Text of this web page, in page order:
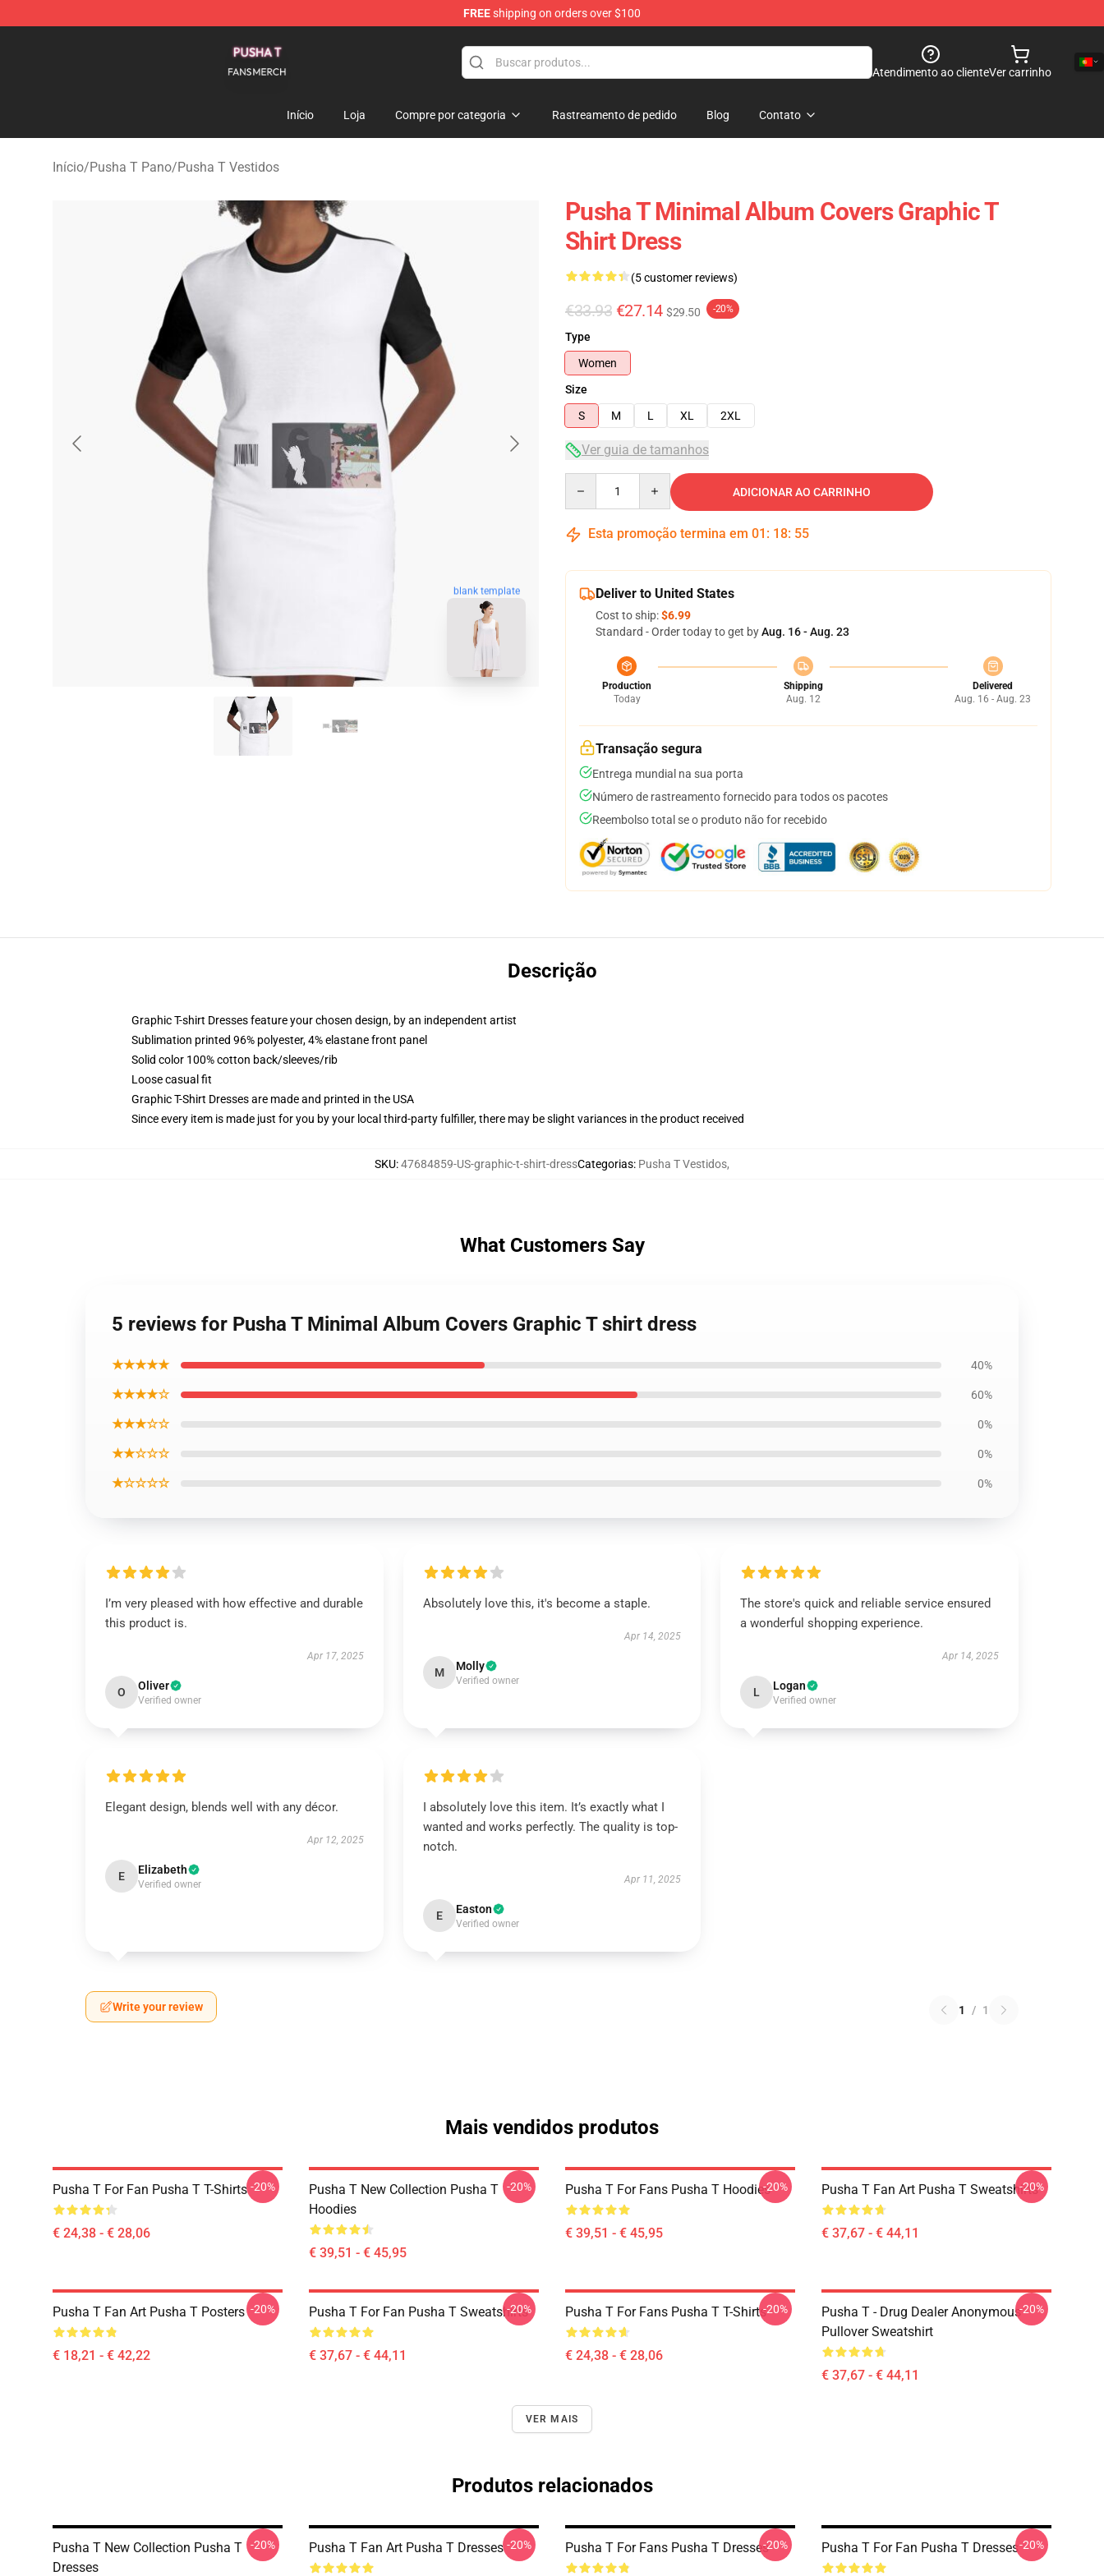
FREEshipping on orders over $100
Atendimento ao clienteVer carrinho
Início Loja Compre por categoria Rastreamento de pedido Blog Contato
Início/Pusha T Pano/Pusha T Vestidos
blank template
Pusha T Minimal Album Covers Graphic T
Shirt Dress
(5 customer reviews)
€33.93 €27.14 $29.50 -20%
Type
Women
Size
S
M L XL 2XL
Ver guia de tamanhos
ADICIONAR AO CARRINHO
Esta promoção termina em 01 : 18: 54
Deliver to United States
Cost to ship:$6.99
Standard - Order today to get byAug. 16 - Aug. 23
Production
Today
Shipping
Aug. 12
Delivered
Aug. 16 - Aug. 23
Transação segura
Entrega mundial na sua porta
Número de rastreamento fornecido para todos os pacotes
Reembolso total se o produto não for recebido
Descrição
Graphic T-shirt Dresses feature your chosen design, by an independent artist
Sublimation printed 96% polyester, 4% elastane front panel
Solid color 100% cotton back/sleeves/rib
Loose casual fit
Graphic T-Shirt Dresses are made and printed in the USA
Since every item is made just for you by your local third-party fulfiller, there may be slight variances in the product received
SKU:47684859-US-graphic-t-shirt-dressCategorias: Pusha T Vestidos,
What Customers Say
5 reviews for Pusha T Minimal Album Covers Graphic T shirt dress
★★★★★ 40%
★★★★☆ 60%
★★★☆☆ 0%
★★☆☆☆ 0%
★☆☆☆☆ 0%
I’m very pleased with how effective and durable
this product is.
Apr 17, 2025
O Oliver
Verified owner
Absolutely love this, it's become a staple.
Apr 14, 2025
M Molly
Verified owner
The store's quick and reliable service ensured
a wonderful shopping experience.
Apr 14, 2025
L Logan
Verified owner
Elegant design, blends well with any décor.
Apr 12, 2025
E Elizabeth
Verified owner
I absolutely love this item. It’s exactly what I
wanted and works perfectly. The quality is top-
notch.
Apr 11, 2025
E Easton
Verified owner
Write your review 1 / 1
Mais vendidos produtos
Pusha T For Fan Pusha T T-Shirts
€ 24,38 - € 28,06
-20%
Pusha T New Collection Pusha T
Hoodies
€ 39,51 - € 45,95
-20% Pusha T For Fans Pusha T Hoodies
€ 39,51 - € 45,95
-20% Pusha T Fan Art Pusha T Sweatshirts
€ 37,67 - € 44,11
-20%
Pusha T Fan Art Pusha T Posters
€ 18,21 - € 42,22
-20% Pusha T For Fan Pusha T Sweatshirts
€ 37,67 - € 44,11
-20% Pusha T For Fans Pusha T T-Shirts
€ 24,38 - € 28,06
-20%
Pusha T - Drug Dealer Anonymous
Pullover Sweatshirt
€ 37,67 - € 44,11
-20%
VER MAIS
Produtos relacionados
Pusha T New Collection Pusha T
Dresses
-20% Pusha T Fan Art Pusha T Dresses -20% Pusha T For Fans Pusha T Dresses-20% Pusha T For Fan Pusha T Dresses-20%